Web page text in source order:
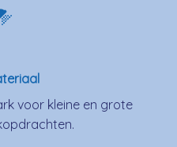
voor kleine en grote